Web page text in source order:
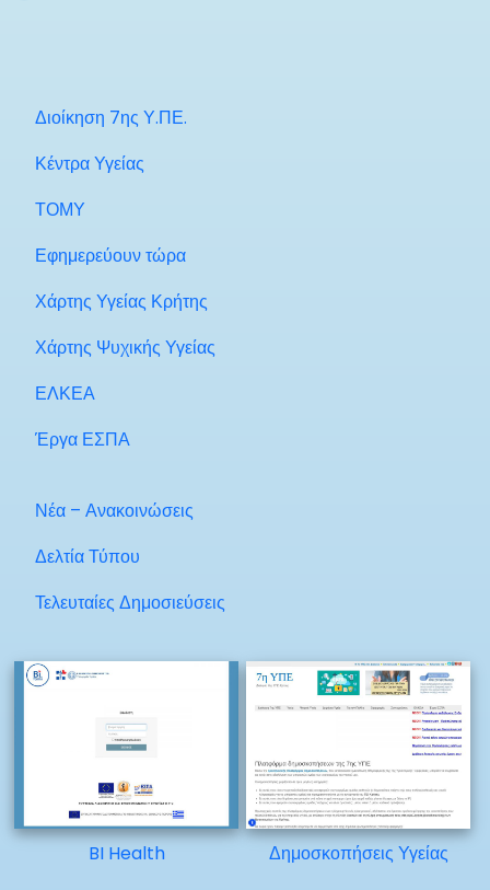
Διοίκηση 7ης Υ.ΠΕ.
Κέντρα Υγείας
ΤΟΜΥ
Εφημερεύουν τώρα
Χάρτης Υγείας Κρήτης
Χάρτης Ψυχικής Υγείας
ΕΛΚΕΑ
Έργα ΕΣΠΑ
Νέα – Ανακοινώσεις
Δελτία Τύπου
Τελευταίες Δημοσιεύσεις
BI Health Δημοσκοπήσεις Υγείας